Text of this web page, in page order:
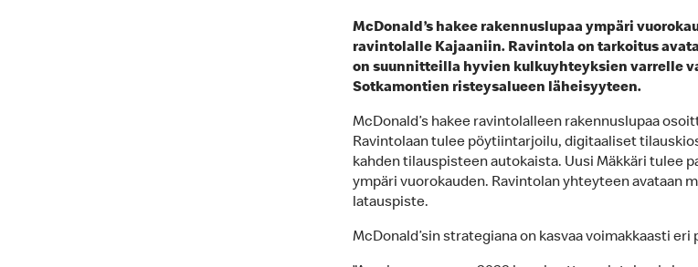
McDonald’s hakee rakennuslupaa ympäri
ravintolalle Kajaaniin. Ravintola on tarkoitus
on suunnitteilla hyvien kulkuyhteyksien varrelle
Sotkamontien risteysalueen läheisyyteen.
McDonald’s hakee ravintolalleen rakennuslupaa
Ravintolaan tulee pöytiintarjoilu, digitaaliset
kahden tilauspisteen autokaista. Uusi Mäkkäri tulee
ympäri vuorokauden. Ravintolan yhteyteen avataan
latauspiste.
McDonald’sin strategiana on kasvaa voimakkaasti eri